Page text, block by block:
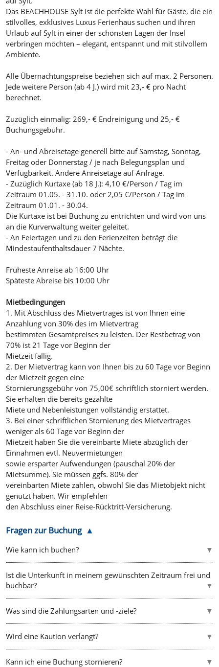
Das BEACHHOUSE Sylt ist die perfekte Wahl für Gäste, die ein
stilvolles, exklusives Luxus Ferienhaus suchen und ihren
Urlaub auf Sylt in einer der schönsten Lagen der Insel
verbringen möchten – elegant, entspannt und mit stilvollem
Ambiente.
Alle Übernachtungspreise beziehen sich auf max. 2 Personen.
Jede weitere Person (ab 4 J.) wird mit 23,- € pro Nacht
berechnet.
Zuzüglich einmalig: 269,- € Endreinigung und 25,- €
Buchungsgebühr.
- An- und Abreisetage generell bitte auf Samstag, Sonntag,
Freitag oder Donnerstag / je nach Belegungsplan und
Verfügbarkeit. Andere Anreisetage auf Anfrage.
- Zuzüglich Kurtaxe (ab 18 J.): 4,10 €/Person / Tag im
Zeitraum 01.05. - 31.10. oder 2,05 €/Person / Tag im
Zeitraum 01.01. - 30.04.
Die Kurtaxe ist bei Buchung zu entrichten und wird von uns
an die Kurverwaltung weiter geleitet.
- An Feiertagen und zu den Ferienzeiten beträgt die
Mindestaufenthaltsdauer 7 Nächte.
Früheste Anreise ab 16:00 Uhr
Späteste Abreise bis 10:00 Uhr
Mietbedingungen
1. Mit Abschluss des Mietvertrages ist von Ihnen eine
Anzahlung von 30% des im Mietvertrag
bestimmten Gesamtpreises zu leisten. Der Restbetrag von
70% ist 21 Tage vor Beginn der
Mietzeit fällig.
2. Der Mietvertrag kann von Ihnen bis zu 60 Tage vor Beginn
der Mietzeit gegen eine
Stornierungsgebühr von 75,00€ schriftlich storniert werden.
Sie erhalten die bereits gezahlte
Miete und Nebenleistungen vollständig erstattet.
3. Bei einer schriftlichen Stornierung des Mietvertrages
weniger als 60 Tage vor Beginn der
Mietzeit haben Sie die vereinbarte Miete abzüglich der
Einnahmen evtl. Neuvermietungen
sowie ersparter Aufwendungen (pauschal 20% der
Mietsumme). Sie müssen ggfs. 80% der
vereinbarten Miete zahlen, obwohl Sie das Mietobjekt nicht
genutzt haben. Wir empfehlen
den Abschluss einer Reise-Rücktritt-Versicherung.
Fragen zur Buchung
Wie kann ich buchen?
Ist die Unterkunft in meinem gewünschten Zeitraum frei und
buchbar?
Was sind die Zahlungsarten und -ziele?
Wird eine Kaution verlangt?
Kann ich eine Buchung stornieren?